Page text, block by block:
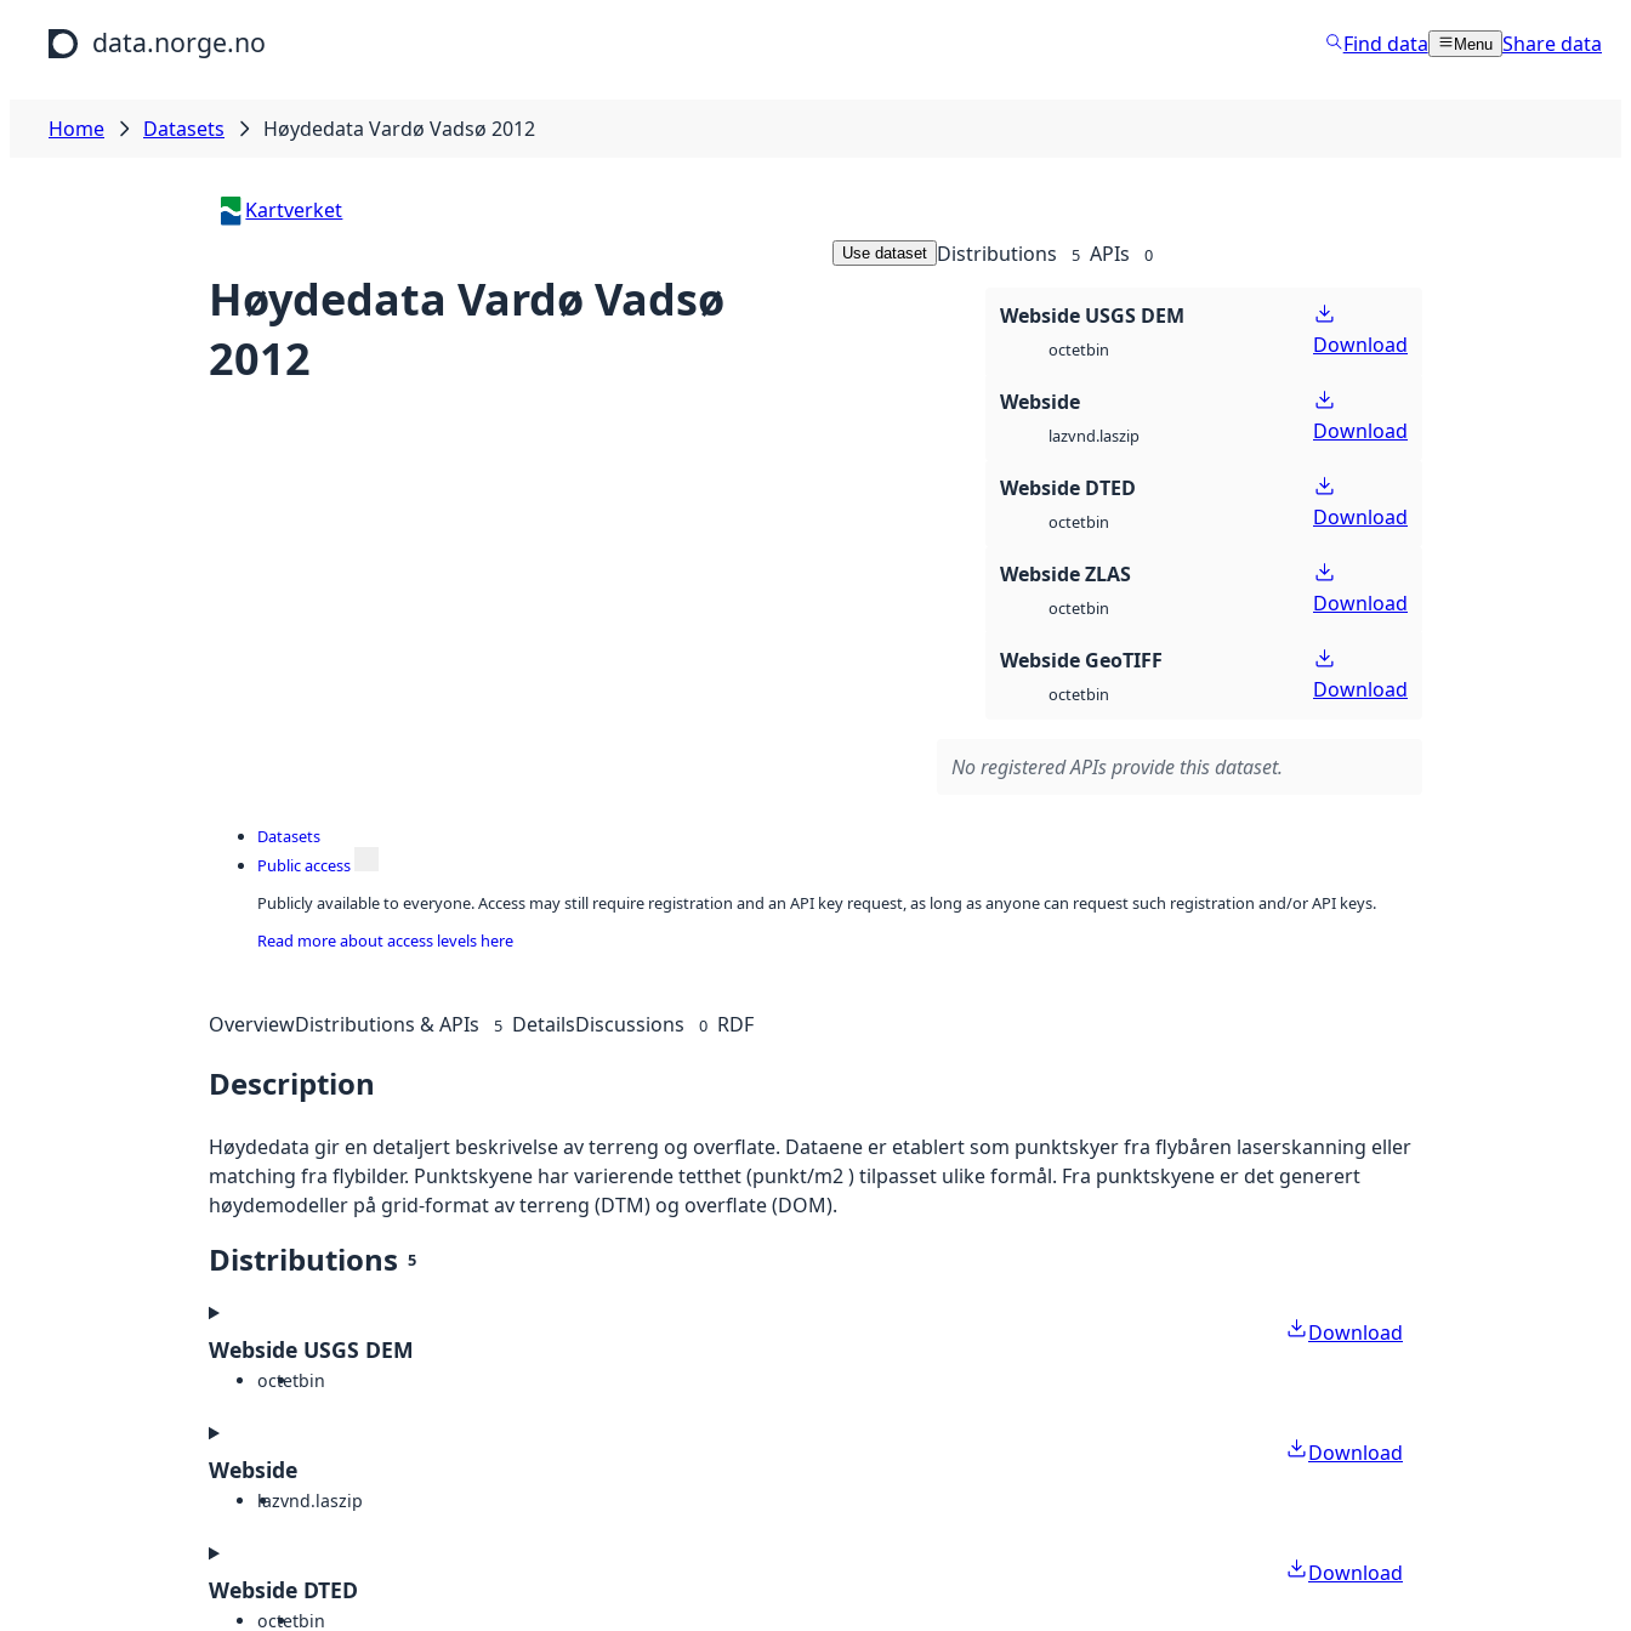
Skip to main content
data.norge.no Find data Menu Share data
Home Datasets Høydedata Vardø Vadsø 2012
Kartverket
Høydedata Vardø Vadsø
2012
Use dataset Distributions 5 APIs 0
Webside USGS DEM
octetbin Download
Webside
lazvnd.laszip Download
Webside DTED
octetbin Download
Webside ZLAS
octetbin Download
Webside GeoTIFF
octetbin Download
No registered APIs provide this dataset.
Datasets
Public access
Publicly available to everyone. Access may still require registration and an API key request, as long as anyone can request such registration and/or API keys.
Read more about access levels here
OverviewDistributions & APIs 5 DetailsDiscussions 0 RDF
Description
Høydedata gir en detaljert beskrivelse av terreng og overflate. Dataene er etablert som punktskyer fra flybåren laserskanning eller
matching fra flybilder. Punktskyene har varierende tetthet (punkt/m2 ) tilpasset ulike formål. Fra punktskyene er det generert
høydemodeller på grid-format av terreng (DTM) og overflate (DOM).
Distributions 5
Webside USGS DEM
octetbin
Download
Webside
lazvnd.laszip
Download
Webside DTED
octetbin
Download